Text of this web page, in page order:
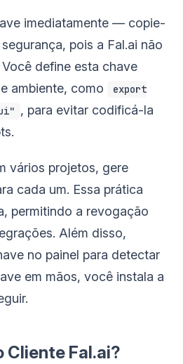
imediatamente — copie-
pois a Fal.ai não
define esta chave
ambiente, como
export
, para evitar codificá-la
vários projetos, gere
cada um. Essa prática
permitindo a revogação
Além disso,
no painel para detectar
em mãos, você instala a
Cliente Fal.ai?